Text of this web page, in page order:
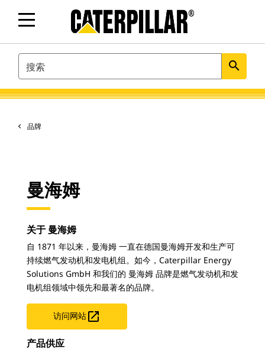
SEARCH search
品牌
曼海姆
关于 曼海姆
自 1871 年以来，曼海姆 一直在德国曼海姆开发和生产可
持续燃气发动机和发电机组。如今，Caterpillar Energy
Solutions GmbH 和我们的 曼海姆 品牌是燃气发动机和发
电机组领域中领先和最著名的品牌。
访问网站
产品供应